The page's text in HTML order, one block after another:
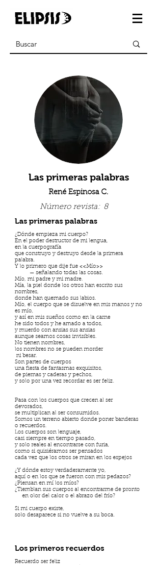
Las primeras palabras
René Espinosa C.
Número revista: 8
Las primeras palabras
¿Dónde empieza mi cuerpo?
En el poder destructor de mi lengua,
en la cuerpografía
que construyo y destruyo desde la primera
palabra.
Y lo primero que dije fue <<Mío>>
— señalando todas las cosas.
Mío, mi padre y mi madre.
Mía, la piel donde los otros han escrito sus
nombres,
donde han quemado sus labios.
Mío, el cuerpo que se disuelve en mis manos y no
es mío,
y así en mis sueños como en la carne
he sido todos y he amado a todos,
y muerdo con ansias sus ansias
aunque seamos cosas invisibles.
No tienen nombres,
los nombres no se pueden morder
ni besar.
Son partes de cuerpos
una fiesta de fantasmas exquisitos,
de piernas y caderas y pechos,
y solo por una vez recordar es ser feliz.
Pasa con los cuerpos que crecen al ser
devorados,
se multiplican al ser consumidos.
Somos un terreno abierto donde poner banderas
o recuerdos.
Los cuerpos son lenguaje,
casi siempre en tiempo pasado,
y solo reales al encontrarse con furia,
como si quisiéramos ser pensados
cada vez que los otros se miran en los espejos
¿Y dónde estoy verdaderamente yo,
aquí o en los que se fueron con mis pedazos?
¿Piensan en mí los míos?
¿Tiemblan sus cuerpos al encontrarme de pronto
en olor del calor o el abrazo del frío?
Si mi cuerpo existe,
solo desaparece si no vuelve a su boca.
Los primeros recuerdos
Recuerdo ser feliz